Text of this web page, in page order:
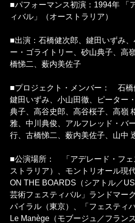
■パフォーマンス初演：1994年 「
ィバル」（オーストラリア）
■出演：石橋健次郎、鍵田いずみ
ー・ゴライトリー、砂山典子、高
橋悌二、薮内美佐子
■プロジェクト・メンバー： 石橋
鍵田いずみ、小山田徹、ピーター
典子、高谷史郎、高谷桜子、高嶺
雅、中川典俊、アルフレッド・バ
行、古橋悌二、薮内美佐子、山中
■公演場所： 「アデレード・フェ
ストラリア）、モントリオール現
ON THE BOARDS（シアトル／
芸術フェスティバル」ランドマー
パイラル（東京）、「フェスティ
Le Manège（モブージュ／フラン